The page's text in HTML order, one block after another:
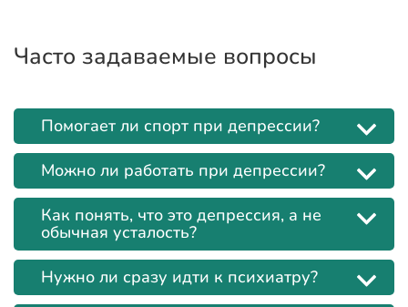
Часто задаваемые вопросы
Помогает ли спорт при депрессии?
Можно ли работать при депрессии?
Как понять, что это депрессия, а не
обычная усталость?
Нужно ли сразу идти к психиатру?